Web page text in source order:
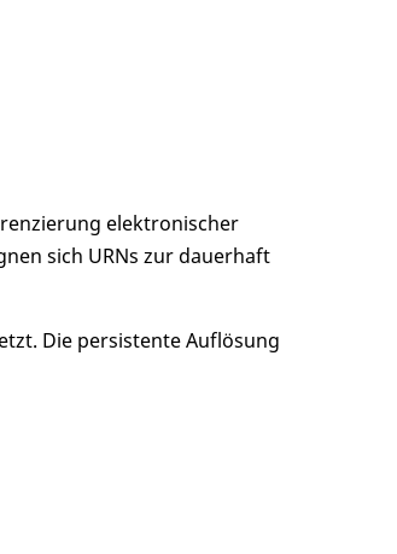
elektronischer
sich URNs zur dauerhaft
Die persistente Auflösung